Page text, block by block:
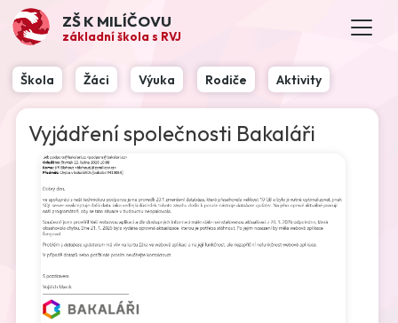
ZŠ K MILÍČOVU
základní škola s RVJ
Škola Žáci Výuka Rodiče Aktivity
Vyjádření společnosti Bakaláři